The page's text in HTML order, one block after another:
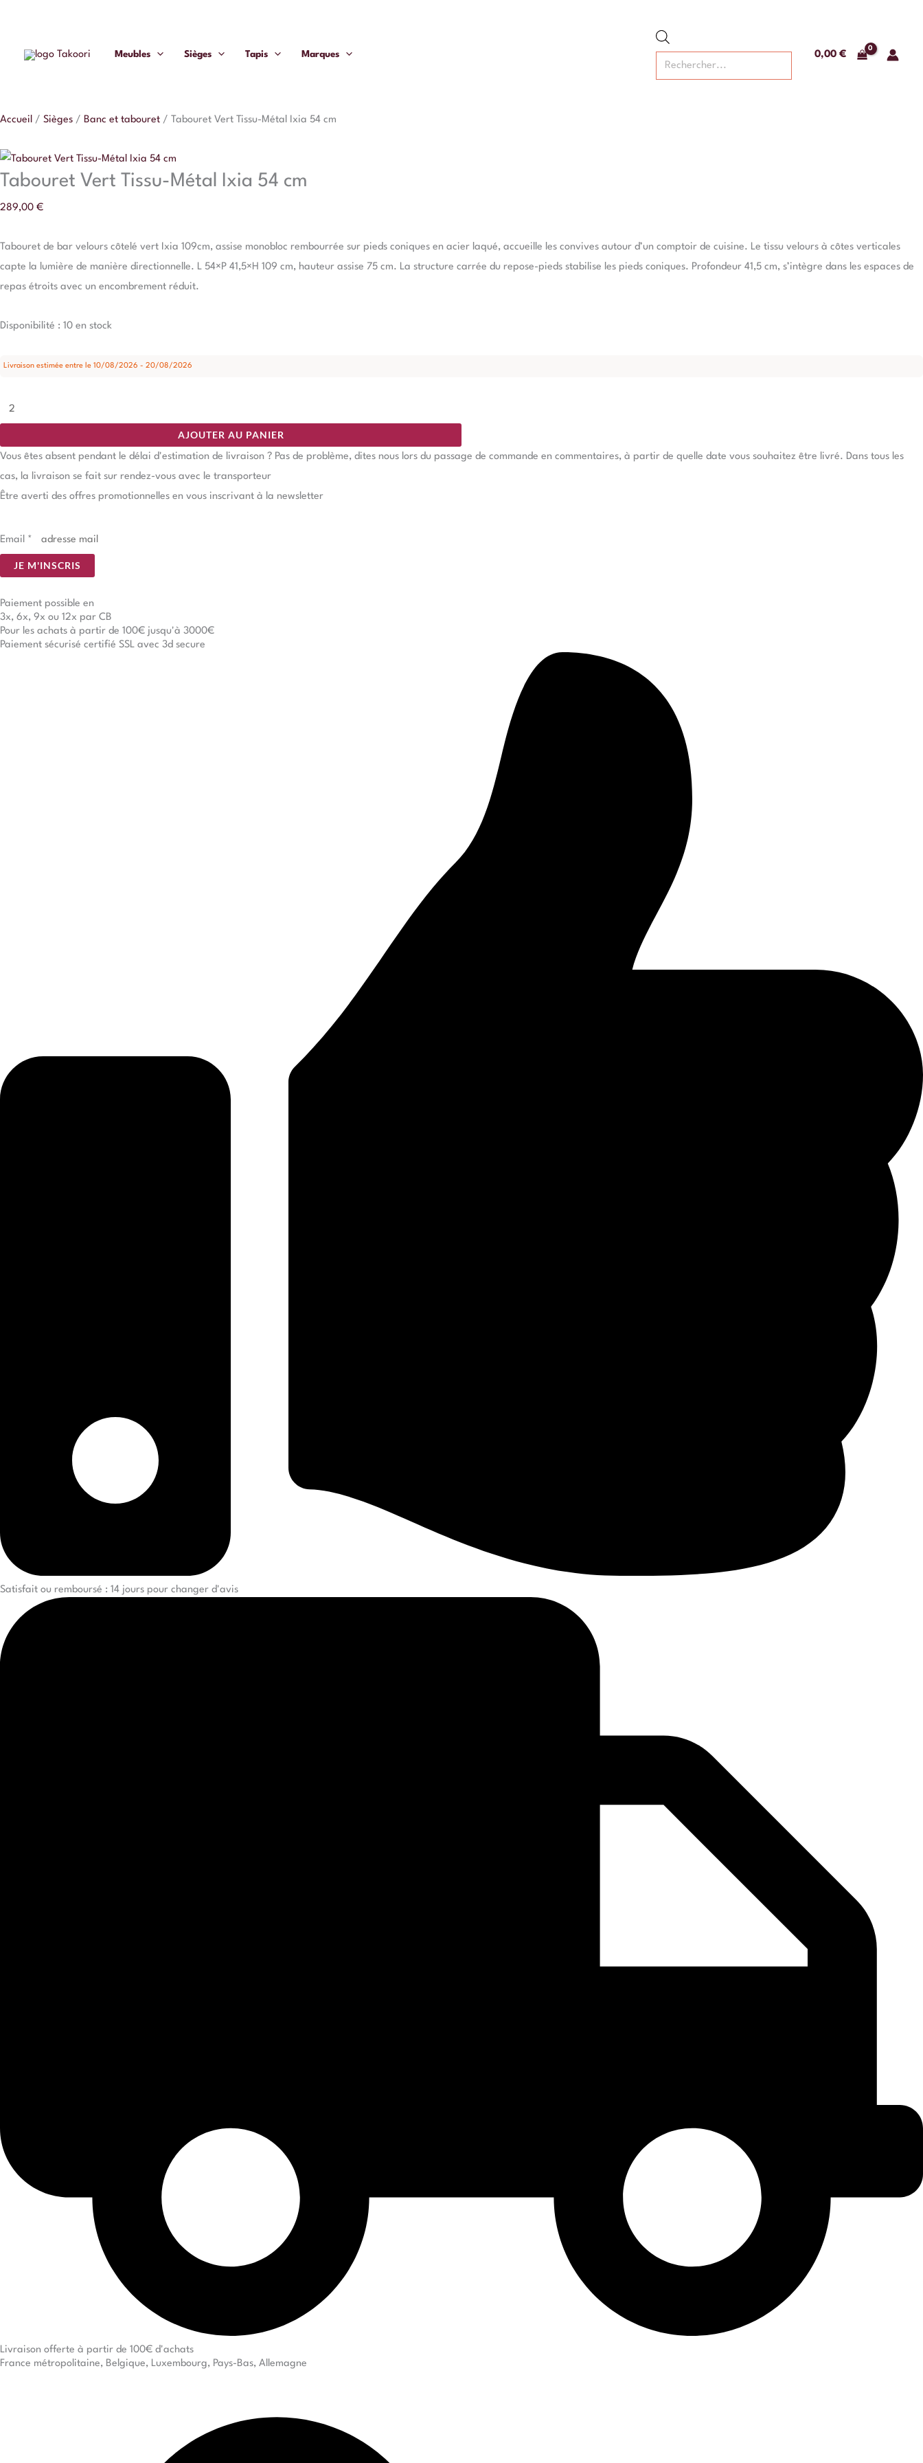
contenu
Meubles Sièges Tapis Marques
produits
0,00 €
Accueil / Sièges / Banc et tabouret / Tabouret Vert Tissu-Métal Ixia 54 cm
Tabouret Vert Tissu-Métal Ixia 54 cm
289,00 €
Tabouret de bar velours côtelé vert Ixia 109cm, assise monobloc rembourrée sur pieds coniques en acier laqué, accueille les convives autour d’un comptoir de cuisine. Le tissu velours à côtes verticales
capte la lumière de manière directionnelle. L 54×P 41,5×H 109 cm, hauteur assise 75 cm. La structure carrée du repose-pieds stabilise les pieds coniques. Profondeur 41,5 cm, s’intègre dans les espaces de
repas étroits avec un encombrement réduit.
Disponibilité : 10 en stock
Livraison estimée entre le 10/08/2026 - 20/08/2026
Tabouret
54
AJOUTER AU PANIER
Vous êtes absent pendant le délai d'estimation de livraison ? Pas de problème, dites nous lors du passage de commande en commentaires, à partir de quelle date vous souhaitez être livré. Dans tous les
cas, la livraison se fait sur rendez-vous avec le transporteur
Être averti des offres promotionnelles en vous inscrivant à la newsletter
Email *
JE M'INSCRIS
Paiement possible en
3x, 6x, 9x ou 12x par CB
Pour les achats à partir de 100€ jusqu'à 3000€
Paiement sécurisé certifié SSL avec 3d secure
Satisfait ou remboursé : 14 jours pour changer d'avis
Livraison offerte à partir de 100€ d'achats
France métropolitaine, Belgique, Luxembourg, Pays-Bas, Allemagne